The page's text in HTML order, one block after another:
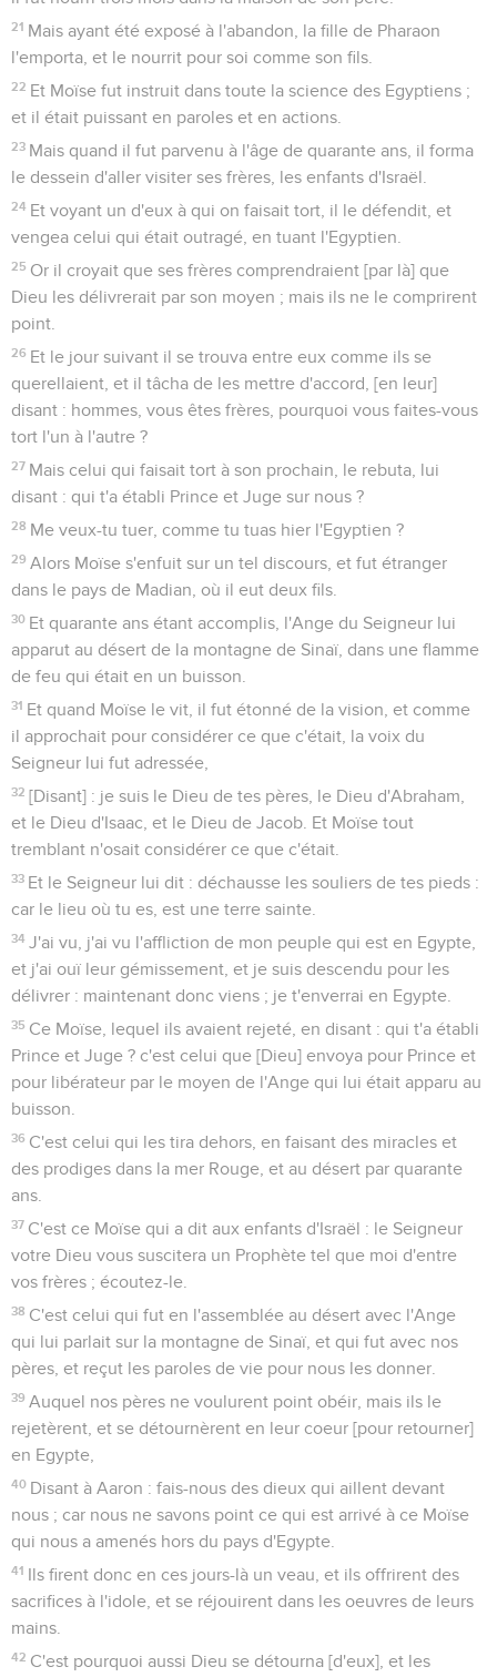
21 Mais ayant été exposé à l'abandon, la fille de Pharaon
l'emporta, et le nourrit pour soi comme son fils.
22 Et Moïse fut instruit dans toute la science des Egyptiens ;
et il était puissant en paroles et en actions.
23 Mais quand il fut parvenu à l'âge de quarante ans, il forma
le dessein d'aller visiter ses frères, les enfants d'Israël.
24 Et voyant un d'eux à qui on faisait tort, il le défendit, et
vengea celui qui était outragé, en tuant l'Egyptien.
25 Or il croyait que ses frères comprendraient [par là] que
Dieu les délivrerait par son moyen ; mais ils ne le comprirent
point.
26 Et le jour suivant il se trouva entre eux comme ils se
querellaient, et il tâcha de les mettre d'accord, [en leur]
disant : hommes, vous êtes frères, pourquoi vous faites-vous
tort l'un à l'autre ?
27 Mais celui qui faisait tort à son prochain, le rebuta, lui
disant : qui t'a établi Prince et Juge sur nous ?
28 Me veux-tu tuer, comme tu tuas hier l'Egyptien ?
29 Alors Moïse s'enfuit sur un tel discours, et fut étranger
dans le pays de Madian, où il eut deux fils.
30 Et quarante ans étant accomplis, l'Ange du Seigneur lui
apparut au désert de la montagne de Sinaï, dans une flamme
de feu qui était en un buisson.
31 Et quand Moïse le vit, il fut étonné de la vision, et comme
il approchait pour considérer ce que c'était, la voix du
Seigneur lui fut adressée,
32 [Disant] : je suis le Dieu de tes pères, le Dieu d'Abraham,
et le Dieu d'Isaac, et le Dieu de Jacob. Et Moïse tout
tremblant n'osait considérer ce que c'était.
33 Et le Seigneur lui dit : déchausse les souliers de tes pieds :
car le lieu où tu es, est une terre sainte.
34 J'ai vu, j'ai vu l'affliction de mon peuple qui est en Egypte,
et j'ai ouï leur gémissement, et je suis descendu pour les
délivrer : maintenant donc viens ; je t'enverrai en Egypte.
35 Ce Moïse, lequel ils avaient rejeté, en disant : qui t'a établi
Prince et Juge ? c'est celui que [Dieu] envoya pour Prince et
pour libérateur par le moyen de l'Ange qui lui était apparu au
buisson.
36 C'est celui qui les tira dehors, en faisant des miracles et
des prodiges dans la mer Rouge, et au désert par quarante
ans.
37 C'est ce Moïse qui a dit aux enfants d'Israël : le Seigneur
votre Dieu vous suscitera un Prophète tel que moi d'entre
vos frères ; écoutez-le.
38 C'est celui qui fut en l'assemblée au désert avec l'Ange
qui lui parlait sur la montagne de Sinaï, et qui fut avec nos
pères, et reçut les paroles de vie pour nous les donner.
39 Auquel nos pères ne voulurent point obéir, mais ils le
rejetèrent, et se détournèrent en leur coeur [pour retourner]
en Egypte,
40 Disant à Aaron : fais-nous des dieux qui aillent devant
nous ; car nous ne savons point ce qui est arrivé à ce Moïse
qui nous a amenés hors du pays d'Egypte.
41 Ils firent donc en ces jours-là un veau, et ils offrirent des
sacrifices à l'idole, et se réjouirent dans les oeuvres de leurs
mains.
42 C'est pourquoi aussi Dieu se détourna [d'eux], et les